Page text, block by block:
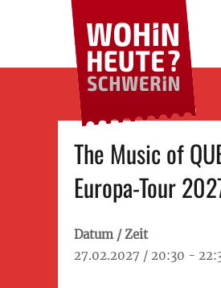
WOHIN HEUTE?
SCHWERIN
Das Veranstaltungsportal
für Schwerin
The Music of
Europa-Tour
Datum / Zeit
27.02.2027 / 20:30 -